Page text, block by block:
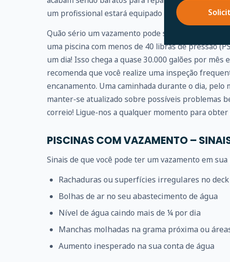
um profissional estará equipado para fazer isso
Quão sério um vazamento pode se tornar? Um
uma piscina com menos de 40 libras de pressão
um dia! Isso chega a quase 30.000 galões por mês
recomenda que você realize uma inspeção
encanamento. Uma caminhada durante o dia,
manter-se atualizado sobre possíveis problemas
correio! Ligue-nos a qualquer momento para obter
PISCINAS COM VAZAMENTO –
Sinais de que você pode ter um vazamento em
Rachaduras ou superfícies irregulares no
Bolhas de ar no seu abastecimento de água
Nível de água caindo mais de ¼ por dia
Manchas molhadas na grama próxima ou
Aumento inesperado na sua conta de água